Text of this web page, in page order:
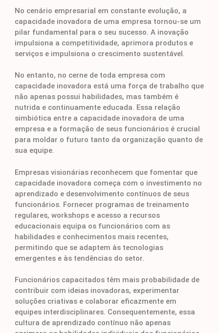
No cenário empresarial em constante evolução, a
capacidade inovadora de uma empresa tornou-se um
pilar fundamental para o seu sucesso. A inovação
impulsiona a competitividade, aprimora produtos e
serviços e impulsiona o crescimento sustentável.
No entanto, no cerne de toda empresa com
capacidade inovadora está uma força de trabalho que
não apenas possui habilidades, mas também é
nutrida e continuamente educada. Essa relação
simbiótica entre a capacidade inovadora de uma
empresa e a formação de seus funcionários é crucial
para moldar o futuro tanto da organização quanto de
sua equipe.
Empresas visionárias reconhecem que fomentar que
capacidade inovadora começa com o investimento no
aprendizado e desenvolvimento contínuos de seus
funcionários. Fornecer programas de treinamento
regulares, workshops e acesso a recursos
educacionais equipa os funcionários com as
habilidades e conhecimentos mais recentes,
permitindo que se adaptem às tecnologias
emergentes e às tendências do setor.
Funcionários capacitados têm mais probabilidade de
contribuir com ideias inovadoras, experimentar
soluções criativas e colaborar eficazmente em
equipes interdisciplinares. Consequentemente, essa
cultura de aprendizado contínuo não apenas